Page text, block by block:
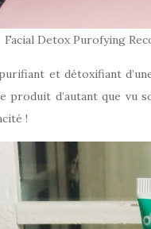
Facial Detox Purofying
et détoxifiant
produit d’autant que vu
!